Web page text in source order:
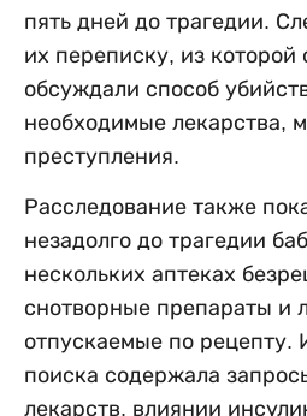
пять дней до трагедии.
их переписку, из которой
обсуждали способ
необходимые лекарства,
преступления.
Расследование также
незадолго до трагедии
нескольких аптеках
снотворные препараты и
отпускаемые по рецепту.
поиска содержала
лекарств, влиянии